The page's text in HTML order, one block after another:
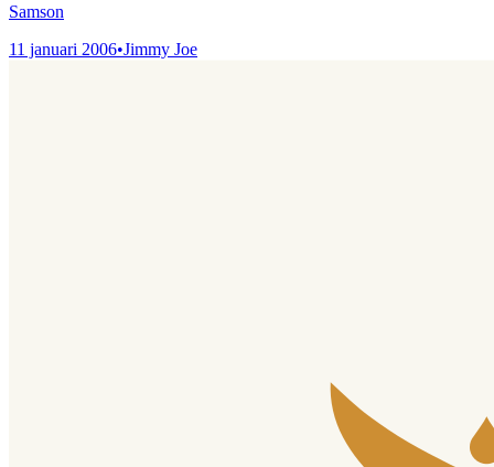
Samson
11 januari 2006•Jimmy Joe